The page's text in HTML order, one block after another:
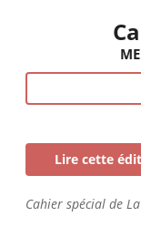
Lire cette
Cahier spécial de